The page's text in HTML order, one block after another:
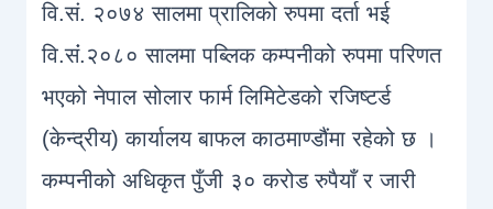
वि.सं. २०७४ सालमा प्रालिको रुपमा दर्ता भई
वि.संं.२०८० सालमा पब्लिक कम्पनीको रुपमा परिणत
भएको नेपाल सोलार फार्म लिमिटेडको रजिष्टर्ड
(केन्द्रीय) कार्यालय बाफल काठमाण्डौंमा रहेको छ ।
कम्पनीको अधिकृत पुँजी ३० करोड रुपैयाँ र जारी